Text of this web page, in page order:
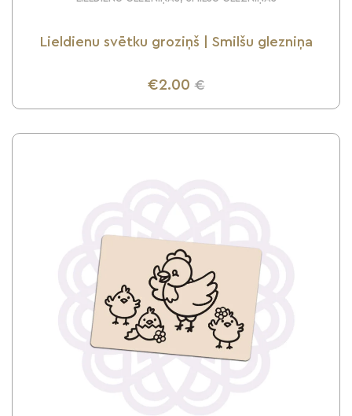
Lieldienu svētku groziņš | Smilšu glezniņa
€2.00 €
UZZINI VAIRĀK